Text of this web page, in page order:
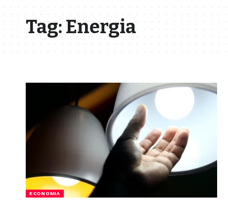
Tag:Energia
ECONOMIA